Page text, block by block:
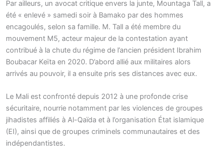
Par ailleurs, un avocat critique envers la junte, Mountaga Tall, a
été « enlevé » samedi soir à Bamako par des hommes
encagoulés, selon sa famille. M. Tall a été membre du
mouvement M5, acteur majeur de la contestation ayant
contribué à la chute du régime de l’ancien président Ibrahim
Boubacar Keïta en 2020. D’abord allié aux militaires alors
arrivés au pouvoir, il a ensuite pris ses distances avec eux.
Le Mali est confronté depuis 2012 à une profonde crise
sécuritaire, nourrie notamment par les violences de groupes
jihadistes affiliés à Al-Qaïda et à l’organisation État islamique
(EI), ainsi que de groupes criminels communautaires et des
indépendantistes.